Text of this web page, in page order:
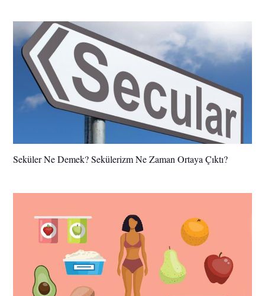
Seküler Ne Demek? Sekülerizm Ne Zaman Ortaya Çıktı?